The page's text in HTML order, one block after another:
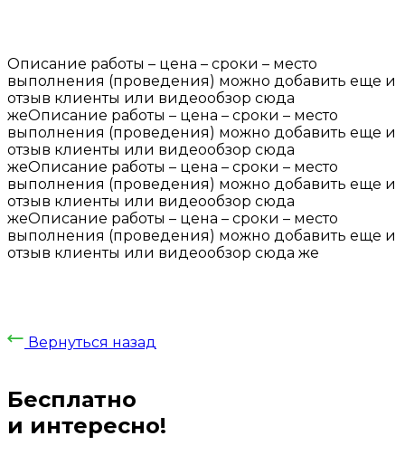
Описание работы – цена – сроки – место
выполнения (проведения) можно добавить еще и
отзыв клиенты или видеообзор сюда
жеОписание работы – цена – сроки – место
выполнения (проведения) можно добавить еще и
отзыв клиенты или видеообзор сюда
жеОписание работы – цена – сроки – место
выполнения (проведения) можно добавить еще и
отзыв клиенты или видеообзор сюда
жеОписание работы – цена – сроки – место
выполнения (проведения) можно добавить еще и
отзыв клиенты или видеообзор сюда же
Вернуться назад
Бесплатно
и интересно!